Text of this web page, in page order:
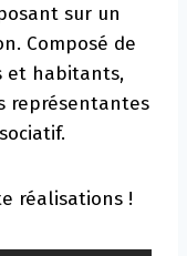
sur un
Composé de
et habitants,
représentantes
réalisations !